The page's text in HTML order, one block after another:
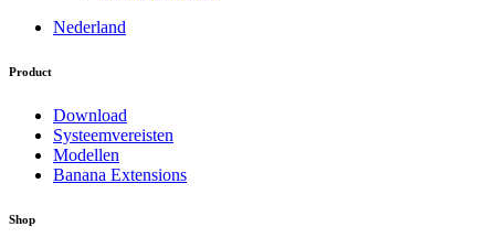
Nederland
Product
Download
Systeemvereisten
Modellen
Banana Extensions
Shop